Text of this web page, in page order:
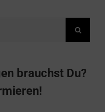
brauchst Du?